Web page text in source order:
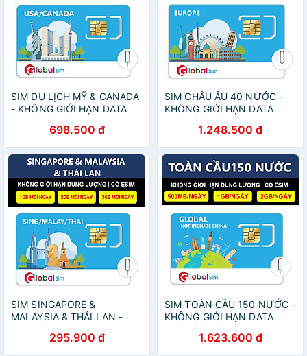
SIM DU LỊCH MỸ & CANADA
- KHÔNG GIỚI HẠN DATA
698.500 đ
SIM CHÂU ÂU 40 NƯỚC -
KHÔNG GIỚI HẠN DATA
1.248.500 đ
SIM SINGAPORE &
MALAYSIA & THÁI LAN -
(HÀNG CHÍNH HÃNG)
295.900 đ
SIM TOÀN CẦU 150 NƯỚC -
KHÔNG GIỚI HẠN DATA
1.623.600 đ